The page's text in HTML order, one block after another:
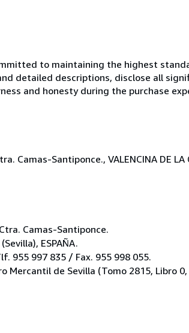
to maintaining the highest
detailed descriptions, disclose all
and honesty during the purchase
Camas-Santiponce., VALENCINA DE LA
Camas-Santiponce.
ESPAÑA.
955 997 835 / Fax. 955 998 055.
Mercantil de Sevilla (Tomo 2815, Libro 0,